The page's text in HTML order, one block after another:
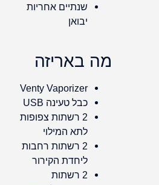
שנתיים אחריות
יבואן
מה באריזה
Venty Vaporizer
כבל טעינה USB
2 רשתות צפופות
לתא המילוי
2 רשתות רחבות
ליחדת הקירור
2 רשתות